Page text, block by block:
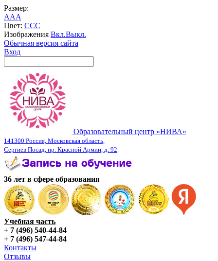
Размер:
AAA
Цвет: CCC
Изображения Вкл.Выкл.
Обычная версия сайта
Вход
Образовательный центр «НИВА»
141300 Россия, Московская область,
Сергиев Посад, пр. Красной Армии, д. 92
36 лет в сфере образования
Учебная часть
+ 7 (496) 540-44-84
+ 7 (496) 547-44-84
Контакты
Отзывы